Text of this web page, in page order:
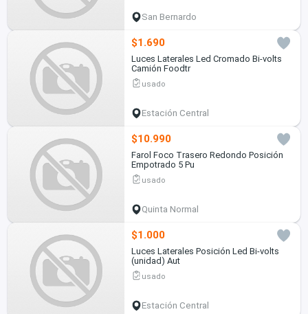
San Bernardo
$1.690
Luces Laterales Led Cromado Bi-volts
Camión Foodtr
usado
Estación Central
$10.990
Farol Foco Trasero Redondo Posición
Empotrado 5 Pu
usado
Quinta Normal
$1.000
Luces Laterales Posición Led Bi-volts
(unidad) Aut
usado
Estación Central